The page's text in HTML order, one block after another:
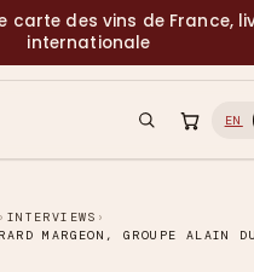
carte des vins de France,
internationale
EN
› INTERVIEWS ›
MARGEON, GROUPE ALAIN